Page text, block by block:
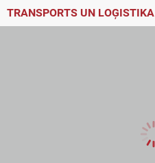
TRANSPORTS UN LOĢISTIKA